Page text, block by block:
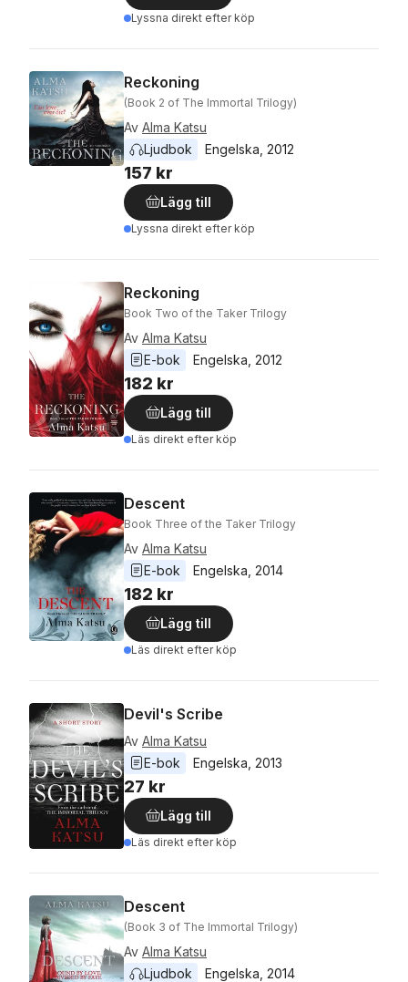
Lyssna direkt efter köp
Reckoning
(Book 2 of The Immortal Trilogy)
Av Alma Katsu
Ljudbok
Engelska 2012
157 kr
Lägg till
Lyssna direkt efter köp
Reckoning
Book Two of the Taker Trilogy
Av Alma Katsu
E-bok
Engelska 2012
182 kr
Lägg till
Läs direkt efter köp
Descent
Book Three of the Taker Trilogy
Av Alma Katsu
E-bok
Engelska 2014
182 kr
Lägg till
Läs direkt efter köp
Devil's Scribe
Av Alma Katsu
E-bok
Engelska 2013
27 kr
Lägg till
Läs direkt efter köp
Descent
(Book 3 of The Immortal Trilogy)
Av Alma Katsu
Ljudbok
Engelska 2014